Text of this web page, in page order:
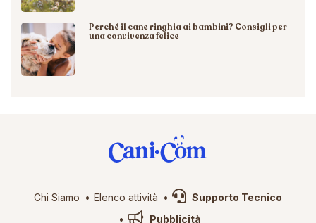
Perché il cane ringhia ai bambini? Consigli per
una convivenza felice
Chi Siamo Elenco attività
Supporto Tecnico
Pubblicità